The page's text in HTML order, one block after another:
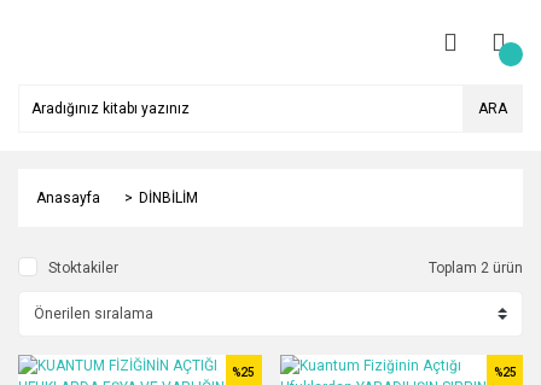
ARA
Anasayfa DİNBİLİM
Stoktakiler Toplam 2 ürün
%25 %25